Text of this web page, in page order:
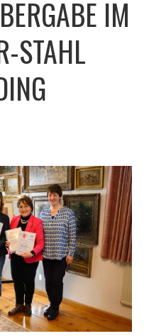
IM
STAHL